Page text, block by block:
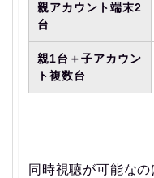
親アカウント端末2
台
親1台＋子アカウン
ト複数台
同時視聴が可能な